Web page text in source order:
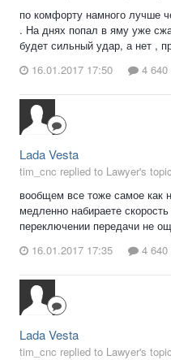
по комфорту намного лучше
. На днях попал в яму уже
будет сильный удар, а нет ,
16.01.2017 17:50
4 640
Lada Vesta
tim_cnc replied to Lawyer's
вообщем все тоже самое как
медленно набираете
переключении передачи не
16.01.2017 17:35
4 640
Lada Vesta
tim_cnc replied to Lawyer's